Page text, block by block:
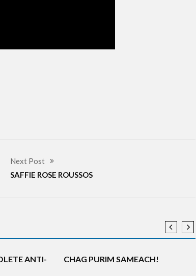
Next Post
SAFFIE ROSE ROUSSOS
ANTI-
CHAG PURIM SAMEACH!